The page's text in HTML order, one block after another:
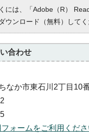
には、「Adobe（R）
ウンロード（無料）してく
合わせ
なか市東石川2丁目10
ォームをご利用くださ